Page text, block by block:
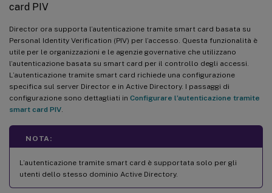
card PIV
Director ora supporta l’autenticazione tramite smart card basata su
Personal Identity Verification (PIV) per l’accesso. Questa funzionalità è
utile per le organizzazioni e le agenzie governative che utilizzano
l’autenticazione basata su smart card per il controllo degli accessi.
L’autenticazione tramite smart card richiede una configurazione
specifica sul server Director e in Active Directory. I passaggi di
configurazione sono dettagliati in Configurare l’autenticazione tramite
smart card PIV
NOTA:
L’autenticazione tramite smart card è supportata solo per gli
utenti dello stesso dominio Active Directory.